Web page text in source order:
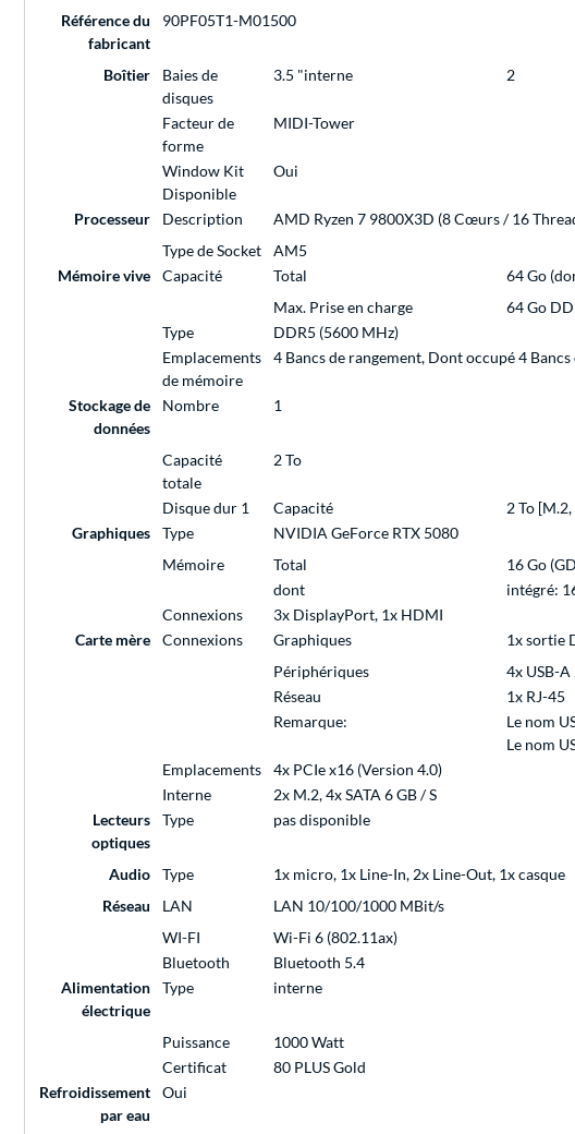
Référence du
fabricant
90PF05T1-M01500
Boîtier
Baies de
disques
3.5 "interne 2
Facteur de
forme
MIDI-Tower
Window Kit
Disponible
Oui
Processeur Description
AMD Ryzen 7 9800X3D (8 Cœurs / 16
Type de Socket
AM5
Mémoire vive
Capacité Total
64 Go
Max. Prise en charge
64 Go
Type
DDR5 (5600 MHz)
Emplacements
de mémoire
4 Bancs de rangement, Dont occupé 4
Stockage de
données
Nombre 1
Capacité
totale
2 To
Disque dur 1 Capacité
2 To
Graphiques
Type
NVIDIA GeForce RTX 5080
Mémoire
Total
16 Go
dont
intégré:
Connexions
3x DisplayPort, 1x HDMI
Carte mère
Connexions Graphiques
1x sortie
Périphériques
4x USB-A
Réseau
1x RJ-45
Remarque:
Le nom
Le nom
Emplacements
4x PCIe x16 (Version 4.0)
Interne
2x M.2, 4x SATA 6 GB / S
Lecteurs
optiques
Type pas disponible
Audio Type
1x micro, 1x Line-In, 2x Line-Out, 1x casque
Réseau
LAN
LAN 10/100/1000 MBit/s
WI-FI
Wi-Fi 6 (802.11ax)
Bluetooth
Bluetooth 5.4
Alimentation
électrique
Type interne
Puissance
1000 Watt
Certificat
80 PLUS Gold
Refroidissement
par eau
Oui